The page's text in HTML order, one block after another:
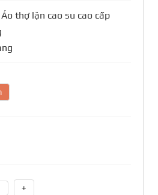
thợ lặn cao su cao cấp
+